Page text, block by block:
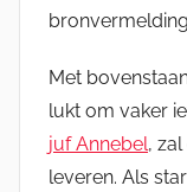
Met
lukt om vaker
juf Annebel,
leveren. Als